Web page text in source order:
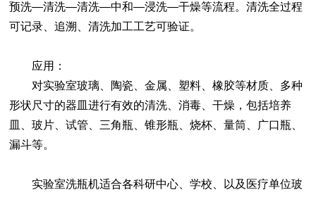
预洗—清洗—清洗—中和—浸洗—干燥等流程。清洗全过程
可记录、追溯、清洗加工工艺可验证。
应用：
对实验室玻璃、陶瓷、金属、塑料、橡胶等材质、多种
形状尺寸的器皿进行有效的清洗、消毒、干燥，包括培养
皿、玻片、试管、三角瓶、锥形瓶、烧杯、量筒、广口瓶、
漏斗等。
实验室洗瓶机适合各科研中心、学校、以及医疗单位玻